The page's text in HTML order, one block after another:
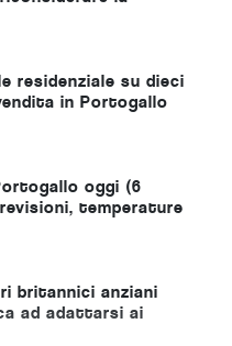
del Marocco a
residenziale su dieci
in Portogallo
in meno di una
oggi (6
temperature
britannici anziani
ad adattarsi ai
delle impronte